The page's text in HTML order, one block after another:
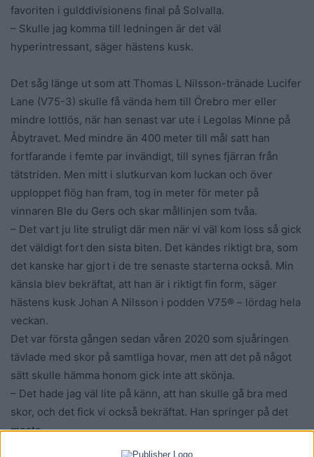
favoriten i gulddivisionens final på Solvalla.
– Skulle jag komma till ledningen är det väl
hyperintressant, säger hästens kusk.
Det såg länge ut som att Thomas L Nilsson-tränade Lucifer
Lane (V75-3) skulle få vända hem till Örebro mer eller
mindre lottlös, när han senast var ute i Legolas Minne på
Åbytravet. Med mindre än 400 meter till mål satt han
fortfarande i femte par invändigt, till synes fjärran från
tätstriden. Men mitt i slutkurvan kom luckan och över
upploppet flög han fram, tog in meter för meter på
vinnaren Ble du Gers och skar mållinjen som tvåa.
– Det vart ju lite struligt där men när vi väl kom loss så gick
det väldigt fort den sista biten. Det kändes riktigt bra, som
det kanske har gjort i de tre senaste starterna också. Min
känsla blev bekräftat, att han är i riktigt fin form, säger
hästens kusk Johan A Nilsson i podden V75® – lördag hela
veckan.
Det var första gången sedan våren 2020 som sjuåringen
tävlade med skor på samtliga hovar, men att det på något
sätt skulle hämma honom gick inte att skönja.
– Det hade jag väl lite på känn, att han skulle gå bra med
skor, och det fick vi också bekräftat. Han springer på det
mesta.
Precis som på Åby kommer den segerstaplande